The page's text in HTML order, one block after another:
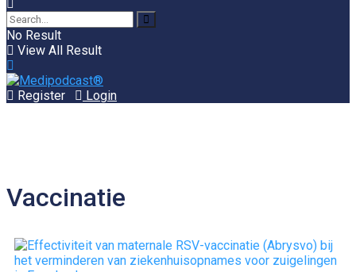
No Result
View All Result
Register Login
Vaccinatie